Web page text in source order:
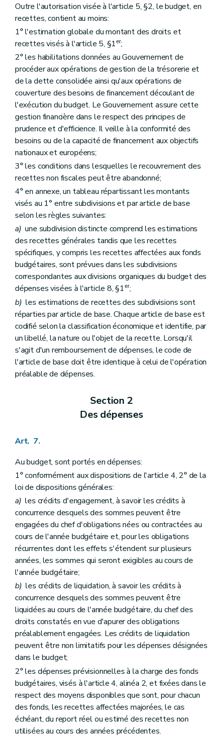
Outre l'autorisation visée à l'article 5, §2, le budget, en
recettes, contient au moins:
1° l'estimation globale du montant des droits et
recettes visés à l'article 5, §1er;
2° les habilitations données au Gouvernement de
procéder aux opérations de gestion de la trésorerie et
de la dette consolidée ainsi qu'aux opérations de
couverture des besoins de financement découlant de
l'exécution du budget. Le Gouvernement assure cette
gestion financière dans le respect des principes de
prudence et d'efficience. Il veille à la conformité des
besoins ou de la capacité de financement aux objectifs
nationaux et européens;
3° les conditions dans lesquelles le recouvrement des
recettes non fiscales peut être abandonné;
4° en annexe, un tableau répartissant les montants
visés au 1° entre subdivisions et par article de base
selon les règles suivantes:
a) une subdivision distincte comprend les estimations
des recettes générales tandis que les recettes
spécifiques, y compris les recettes affectées aux fonds
budgétaires, sont prévues dans les subdivisions
correspondantes aux divisions organiques du budget des
dépenses visées à l'article 8, §1er;
b) les estimations de recettes des subdivisions sont
réparties par article de base. Chaque article de base est
codifié selon la classification économique et identifie, par
un libellé, la nature ou l'objet de la recette. Lorsqu'il
s'agit d'un remboursement de dépenses, le code de
l'article de base doit être identique à celui de l'opération
préalable de dépenses.
Section 2
Des dépenses
Art. 7.
Au budget, sont portés en dépenses:
1° conformément aux dispositions de l'article 4, 2° de la
loi de dispositions générales:
a) les crédits d'engagement, à savoir les crédits à
concurrence desquels des sommes peuvent être
engagées du chef d'obligations nées ou contractées au
cours de l'année budgétaire et, pour les obligations
récurrentes dont les effets s'étendent sur plusieurs
années, les sommes qui seront exigibles au cours de
l'année budgétaire;
b) les crédits de liquidation, à savoir les crédits à
concurrence desquels des sommes peuvent être
liquidées au cours de l'année budgétaire, du chef des
droits constatés en vue d'apurer des obligations
préalablement engagées. Les crédits de liquidation
peuvent être non limitatifs pour les dépenses désignées
dans le budget;
2° les dépenses prévisionnelles à la charge des fonds
budgétaires, visés à l'article 4, alinéa 2, et fixées dans le
respect des moyens disponibles que sont, pour chacun
des fonds, les recettes affectées majorées, le cas
échéant, du report réel ou estimé des recettes non
utilisées au cours des années précédentes.